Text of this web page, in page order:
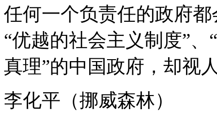
任何一个负责任的政府
“优越的社会主义制度”
真理”的中国政府，却视
李化平（挪威森林）